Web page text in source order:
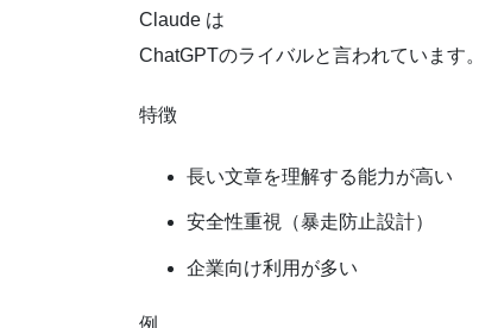
Claude は
ChatGPTのライバルと言われています。
特徴
長い文章を理解する能力が高い
安全性重視（暴走防止設計）
企業向け利用が多い